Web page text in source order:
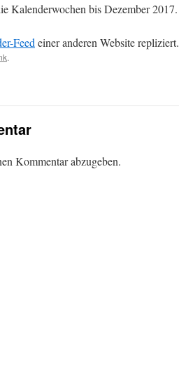
Kalenderwochen bis Dezember 2017.
Feed einer anderen Website repliziert.
.
Kommentar abzugeben.